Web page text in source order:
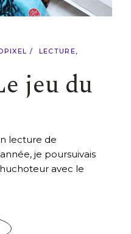
LECTURE
jeu du
lecture de
je poursuivais
avec le